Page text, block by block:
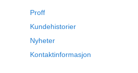
Proff
Kundehistorier
Nyheter
Kontaktinformasjon